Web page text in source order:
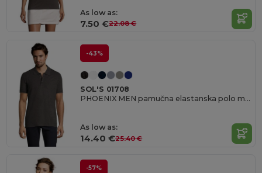
As low as:
7.50 €22.08 €
-43%
SOL'S 01708
PHOENIX MEN pamučna elastanska polo majica
As low as:
14.40 €25.40 €
-57%